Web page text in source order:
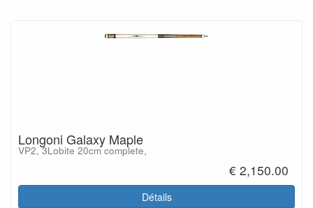
Longoni Galaxy Maple
VP2, 3Lobite 20cm complete,
€ 2,150.00
Détails